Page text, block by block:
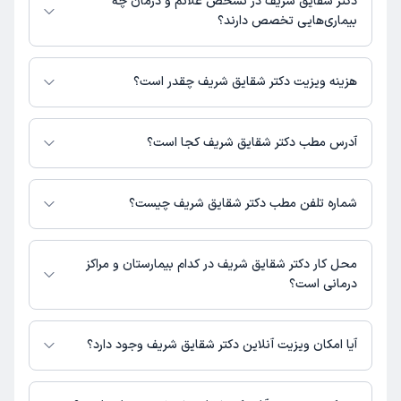
دکترتو در دسترس باشد
بیماری‌هایی تخصص دارند؟
دکتر شقایق شریف در تشخیص علائم و درمان بیماری‌های مرتبط با عمومی
فعالیت می‌کنند.
هزینه ویزیت دکتر شقایق شریف چقدر است؟
برای اطلاع از هزینه ویزیت دکتر شقایق شریف، لازم است با مطب تماس بگیرید.
آدرس مطب دکتر شقایق شریف کجا است؟
دکتر شقایق شریف 1 مطب فعال دارند. آدرس مطب‌های دکتر شقایق شریف به
شرح زیر است.
روزی التیام
شماره تلفن مطب دکتر شقایق شریف چیست؟
مطب خ اهری : شماره تماس مطب دکتر شقایق شریف در حال حاضر در این
صفحه ثبت نشده است.
محل کار دکتر شقایق شریف در کدام بیمارستان و مراکز
درمانی است؟
اطلاعاتی درباره محل فعالیت دکتر شقایق شریف در مراکز درمانی در دسترس
نیست.
آیا امکان ویزیت آنلاین دکتر شقایق شریف وجود دارد؟
در حال حاضر اطلاعاتی درباره ارائه ویزیت آنلاین توسط دکتر شقایق شریف در